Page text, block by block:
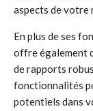
aspects de votre
En plus de ses
offre également
de rapports
fonctionnalités
potentiels dans